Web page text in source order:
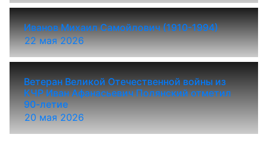
22 мая 2026
Иванов Михаил Самойлович (1910-1994)
20 мая 2026
Ветеран Великой Отечественной войны из
КЧР Иван Афанасьевич Полянский отметил
90-летие